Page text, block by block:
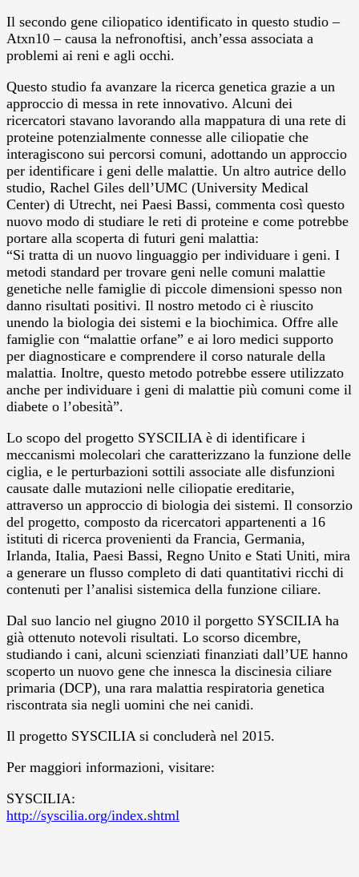
Il secondo gene ciliopatico identificato in questo studio –
Atxn10 – causa la nefronoftisi, anch’essa associata a
problemi ai reni e agli occhi.
Questo studio fa avanzare la ricerca genetica grazie a un
approccio di messa in rete innovativo. Alcuni dei
ricercatori stavano lavorando alla mappatura di una rete di
proteine potenzialmente connesse alle ciliopatie che
interagiscono sui percorsi comuni, adottando un approccio
per identificare i geni delle malattie. Un altro autrice dello
studio, Rachel Giles dell’UMC (University Medical
Center) di Utrecht, nei Paesi Bassi, commenta così questo
nuovo modo di studiare le reti di proteine e come potrebbe
portare alla scoperta di futuri geni malattia:
“Si tratta di un nuovo linguaggio per individuare i geni. I
metodi standard per trovare geni nelle comuni malattie
genetiche nelle famiglie di piccole dimensioni spesso non
danno risultati positivi. Il nostro metodo ci è riuscito
unendo la biologia dei sistemi e la biochimica. Offre alle
famiglie con “malattie orfane” e ai loro medici supporto
per diagnosticare e comprendere il corso naturale della
malattia. Inoltre, questo metodo potrebbe essere utilizzato
anche per individuare i geni di malattie più comuni come il
diabete o l’obesità”.
Lo scopo del progetto SYSCILIA è di identificare i
meccanismi molecolari che caratterizzano la funzione delle
ciglia, e le perturbazioni sottili associate alle disfunzioni
causate dalle mutazioni nelle ciliopatie ereditarie,
attraverso un approccio di biologia dei sistemi. Il consorzio
del progetto, composto da ricercatori appartenenti a 16
istituti di ricerca provenienti da Francia, Germania,
Irlanda, Italia, Paesi Bassi, Regno Unito e Stati Uniti, mira
a generare un flusso completo di dati quantitativi ricchi di
contenuti per l’analisi sistemica della funzione ciliare.
Dal suo lancio nel giugno 2010 il porgetto SYSCILIA ha
già ottenuto notevoli risultati. Lo scorso dicembre,
studiando i cani, alcuni scienziati finanziati dall’UE hanno
scoperto un nuovo gene che innesca la discinesia ciliare
primaria (DCP), una rara malattia respiratoria genetica
riscontrata sia negli uomini che nei canidi.
Il progetto SYSCILIA si concluderà nel 2015.
Per maggiori informazioni, visitare:
SYSCILIA:
http://syscilia.org/index.shtml